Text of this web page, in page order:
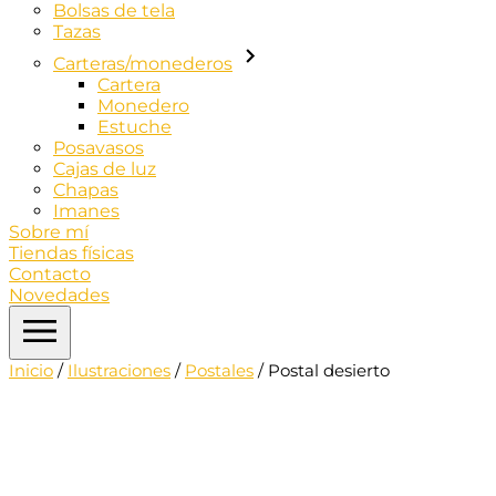
Bolsas de tela
Tazas
Carteras/monederos
Cartera
Monedero
Estuche
Posavasos
Cajas de luz
Chapas
Imanes
Sobre mí
Tiendas físicas
Contacto
Novedades
Inicio / Ilustraciones / Postales / Postal desierto